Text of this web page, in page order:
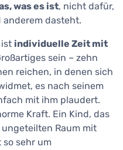
was es ist, nicht dafür,
anderem dasteht.
individuelle Zeit mit
sein – zehn
reichen, in denen sich
es nach seinem
mit ihm plaudert.
Kraft. Ein Kind, das
Raum mit
sehr um